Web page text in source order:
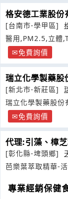
格安德工業股份
[台南市-學甲區]
醫用,PM2.5,立體
免費詢價
瑞立化學製藥股
[新北市-新莊區]
瑞立化學製藥股份
免費詢價
代理:引藻、樟
[彰化縣-埤頭鄉]
芭樂葉萃取精華-
專業經銷保健